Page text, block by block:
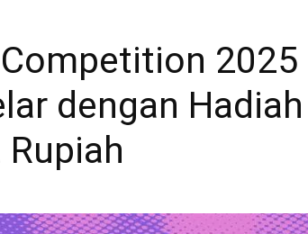
2025
dengan Hadiah